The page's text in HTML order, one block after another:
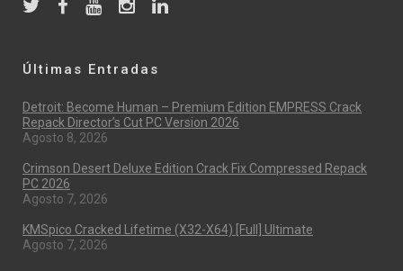
Últimas Entradas
Detroit: Become Human – Premium Edition EMPRESS Crack
Repack Director’s Cut PC Version 2026
Agosto 8, 2026
Crimson Desert Deluxe Edition Crack Fix Compressed Repack
PC 2026
Agosto 7, 2026
KMSpico Cracked Lifetime (x32-X64) [Full] Ultimate
Agosto 7, 2026